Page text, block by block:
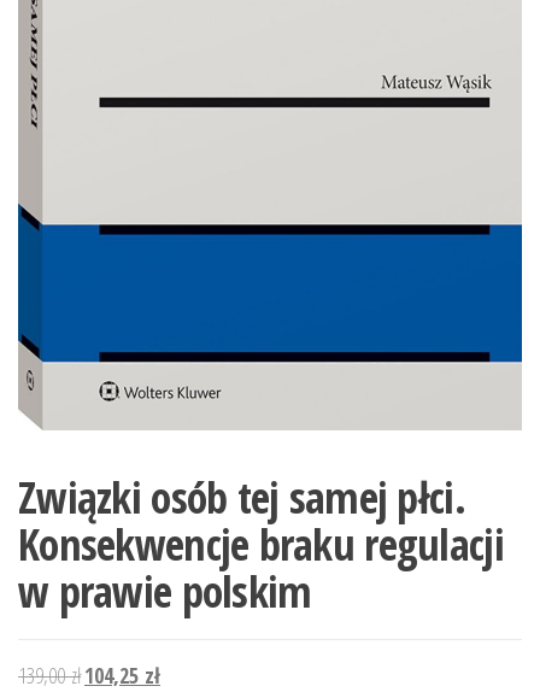
Związki osób tej samej płci.
Konsekwencje braku regulacji
w prawie polskim
139,00złPierwotna
104,25 złAktualna